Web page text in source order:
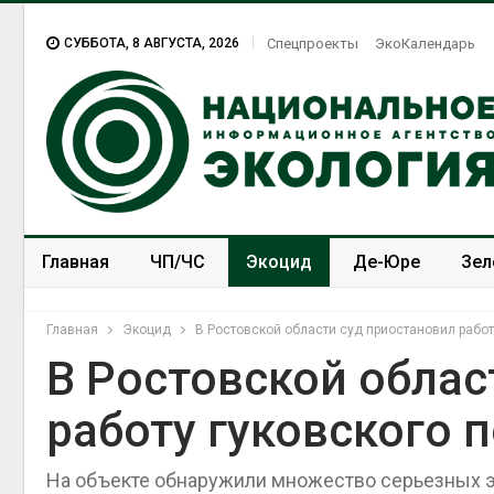
СУББОТА, 8 АВГУСТА, 2026 Спецпроекты ЭкоКалендарь
Главная ЧП/ЧС Экоцид Де-Юре
Главная Экоцид В Ростовской области суд приостановил
В Ростовской
работу гуковского
На объекте обнаружили множество серьезных